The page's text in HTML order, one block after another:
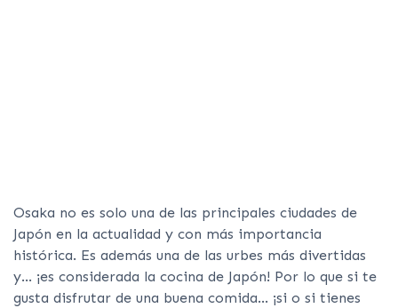
Osaka no es solo una de las principales ciudades de
Japón en la actualidad y con más importancia
histórica. Es además una de las urbes más divertidas
y… ¡es considerada la cocina de Japón! Por lo que si te
gusta disfrutar de una buena comida… ¡si o si tienes